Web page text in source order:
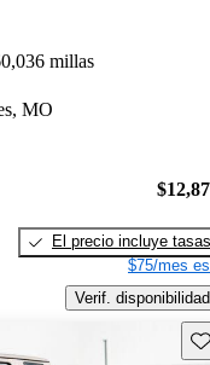
millas
MO
El precio incluye tasas
$75/mes
Verif. disponibilidad